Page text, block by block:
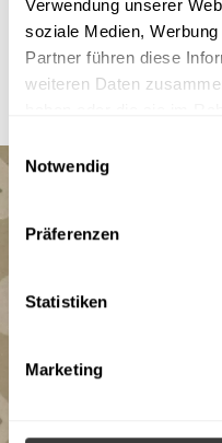
Verwendung unserer
soziale Medien,
Partner führen diese
weiteren Daten
Einwilligungsauswahl
Notwendig
Präferenzen
Statistiken
Marketing